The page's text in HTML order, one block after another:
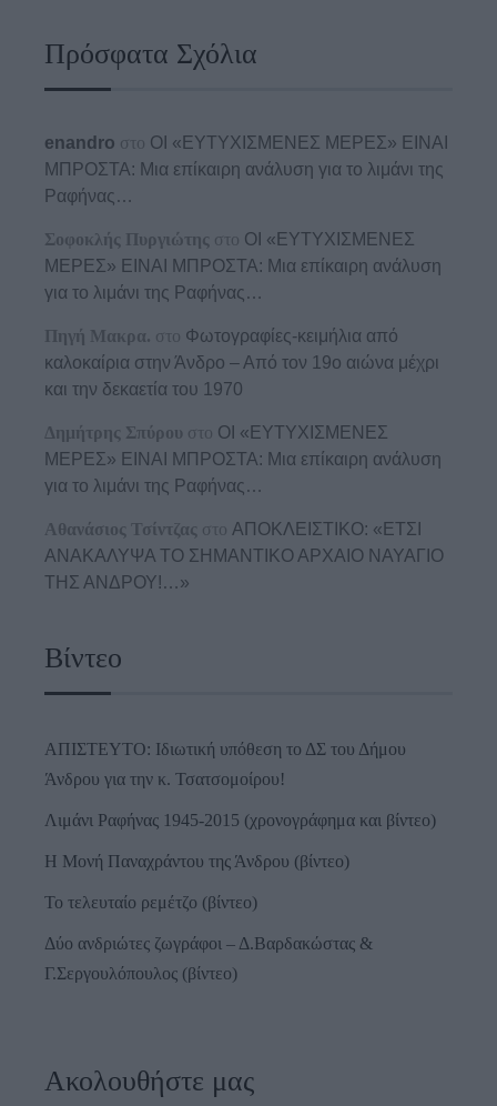
Πρόσφατα Σχόλια
enandro στο ΟΙ «ΕΥΤΥΧΙΣΜΕΝΕΣ ΜΕΡΕΣ» ΕΙΝΑΙ
ΜΠΡΟΣΤΑ: Μια επίκαιρη ανάλυση για το λιμάνι της
Ραφήνας…
Σοφοκλής Πυργιώτης στο ΟΙ «ΕΥΤΥΧΙΣΜΕΝΕΣ
ΜΕΡΕΣ» ΕΙΝΑΙ ΜΠΡΟΣΤΑ: Μια επίκαιρη ανάλυση
για το λιμάνι της Ραφήνας…
Πηγή Μακρα. στο Φωτογραφίες-κειμήλια από
καλοκαίρια στην Άνδρο – Από τον 19ο αιώνα μέχρι
και την δεκαετία του 1970
Δημήτρης Σπύρου στο ΟΙ «ΕΥΤΥΧΙΣΜΕΝΕΣ
ΜΕΡΕΣ» ΕΙΝΑΙ ΜΠΡΟΣΤΑ: Μια επίκαιρη ανάλυση
για το λιμάνι της Ραφήνας…
Αθανάσιος Τσίντζας στο ΑΠΟΚΛΕΙΣΤΙΚΟ: «ΕΤΣΙ
ΑΝΑΚΑΛΥΨΑ ΤΟ ΣΗΜΑΝΤΙΚΟ ΑΡΧΑΙΟ ΝΑΥΑΓΙΟ
ΤΗΣ ΑΝΔΡΟΥ!…»
Βίντεο
ΑΠΙΣΤΕΥΤΟ: Ιδιωτική υπόθεση το ΔΣ του Δήμου
Άνδρου για την κ. Τσατσομοίρου!
Λιμάνι Ραφήνας 1945-2015 (χρονογράφημα και βίντεο)
Η Μονή Παναχράντου της Άνδρου (βίντεο)
Το τελευταίο ρεμέτζο (βίντεο)
Δύο ανδριώτες ζωγράφοι – Δ.Βαρδακώστας &
Γ.Σεργουλόπουλος (βίντεο)
Ακολουθήστε μας